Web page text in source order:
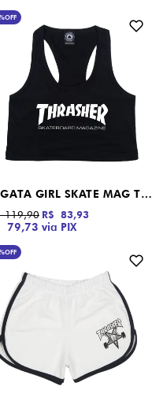
OFF
REGATA GIRL SKATE MAG THRASHER PRETO
79,73 via PIX
119,90 R$ 83,93
OFF